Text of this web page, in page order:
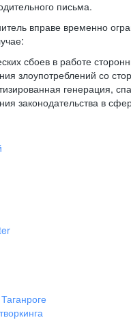
письма.
вправе временно
сбоев в работе
злоупотреблений со
генерация,
законодательства в